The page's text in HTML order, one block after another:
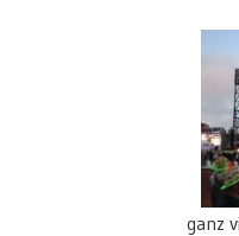
ganz